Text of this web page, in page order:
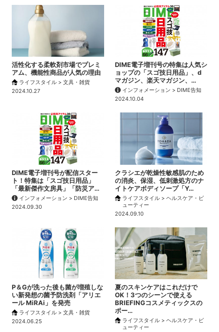
活性化する柔軟剤市場でプレミ
アム、機能性商品が人気の理由
ライフスタイル > 文具・雑貨
2024.10.27
DIME電子増刊号の特集は人気シ
ョップの「スゴ技日用品」、d
マガジン、楽天マガジン、…
インフォメーション > DIME告知
2024.10.04
DIME電子増刊号が配信スター
ト！特集は「スゴ技日用品」
「最新傑作文房具」「防災ア…
インフォメーション > DIME告知
2024.09.30
クラシエが乾燥性敏感肌のため
の消炎、保湿、低刺激処方のナ
イトケアボディソープ「Y…
ライフスタイル > ヘルスケア・ビ
ューティー
2024.09.10
P＆Gが洗った後も菌が増殖しな
い新発想の菌予防洗剤「アリエ
ール MiRAi」を発売
ライフスタイル > 文具・雑貨
2024.06.25
夏のスキンケアはこれだけで
OK！3つのシーンで使える
BRIEFINGコスメティックスの
ポー…
ライフスタイル > ヘルスケア・ビ
ューティー